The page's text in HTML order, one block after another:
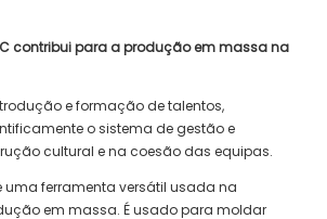
contribui para a produção em massa na
e formação de talentos,
o sistema de gestão e
cultural e na coesão das equipas.
uma ferramenta versátil usada na
em massa. É usado para moldar